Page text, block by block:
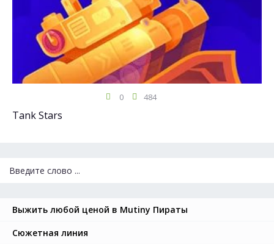
0 484
Tank Stars
Выжить любой ценой в Mutiny Пираты
Сюжетная линия